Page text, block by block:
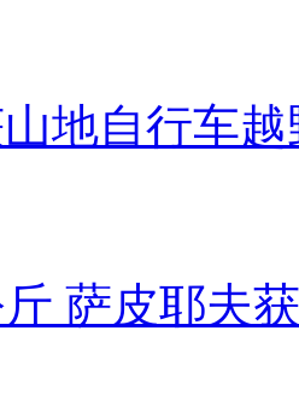
地自行车
萨皮耶夫